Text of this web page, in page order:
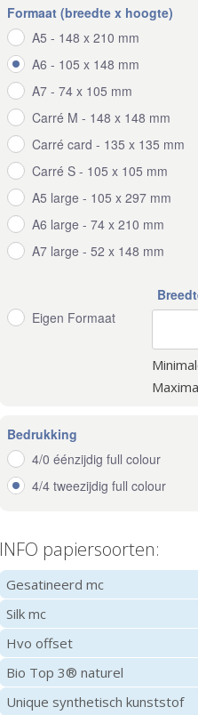
Formaat (breedte x hoogte)
A5 - 148 x 210 mm
A6 - 105 x 148 mm
A7 - 74 x 105 mm
Carré M - 148 x 148 mm
Carré card - 135 x 135 mm
Carré S - 105 x 105 mm
A5 large - 105 x 297 mm
A6 large - 74 x 210 mm
A7 large - 52 x 148 mm
Eigen Formaat
Bedrukking
4/0 éénzijdig full colour
4/4 tweezijdig full colour
INFO papiersoorten:
Gesatineerd mc
Silk mc
Hvo offset
Bio Top 3® naturel
Unique synthetisch kunststof